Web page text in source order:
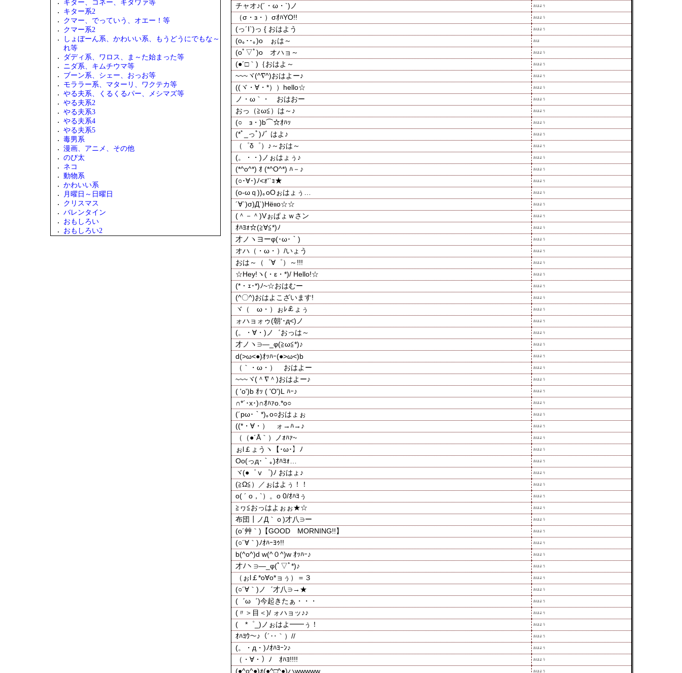
キター、コネー、キタワァ等
キター系2
クマー、でっていう、オエー！等
クマー系2
しょぼーん系、かわいい系、もうどうにでもな～
れ等
ダディ系、ワロス、ま～た始まった等
ニダ系、キムチウマ等
ブーン系、シェー、おっお等
モララー系、マターリ、ワクテカ等
やる夫系、くるくるパー、メシマズ等
やる夫系2
やる夫系3
やる夫系4
やる夫系5
毒男系
漫画、アニメ、その他
のび太
ネコ
動物系
かわいい系
月曜日～日曜日
クリスマス
バレンタイン
おもしろい
おもしろい2
おはよう
おはよう
おはよう
おは
おはよう
おはよう
おはよう
おはよう
おはよう
おはよう
おはよう
おはよう
おはよう
おはよう
おはよう
おはよう
おはよう
おはよう
おはよう
おはよう
おはよう
おはよう
おはよう
おはよう
おはよう
おはよう
おはよう
おはよう
おはよう
おはよう
おはよう
おはよう
おはよう
おはよう
おはよう
おはよう
おはよう
おはよう
おはよう
おはよう
おはよう
おはよう
おはよう
おはよう
おはよう
おはよう
おはよう
おはよう
おはよう
おはよう
おはよう
おはよう
おはよう
おはよう
おはよう
おはよう
おはよう
おはよう